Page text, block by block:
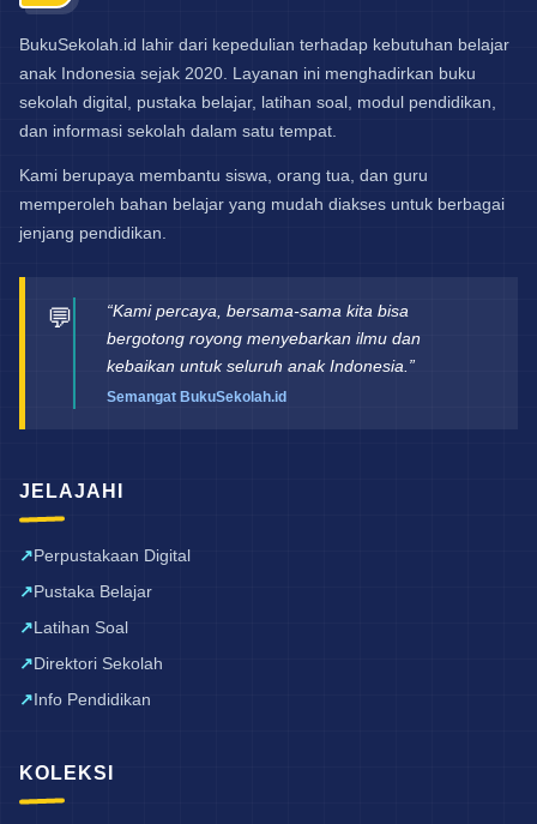
BukuSekolah.id lahir dari kepedulian terhadap kebutuhan belajar
anak Indonesia sejak 2020. Layanan ini menghadirkan buku
sekolah digital, pustaka belajar, latihan soal, modul pendidikan,
dan informasi sekolah dalam satu tempat.
Kami berupaya membantu siswa, orang tua, dan guru
memperoleh bahan belajar yang mudah diakses untuk berbagai
jenjang pendidikan.
💬
“Kami percaya, bersama-sama kita bisa
bergotong royong menyebarkan ilmu dan
kebaikan untuk seluruh anak Indonesia.”
Semangat BukuSekolah.id
JELAJAHI
Perpustakaan Digital
Pustaka Belajar
Latihan Soal
Direktori Sekolah
Info Pendidikan
KOLEKSI